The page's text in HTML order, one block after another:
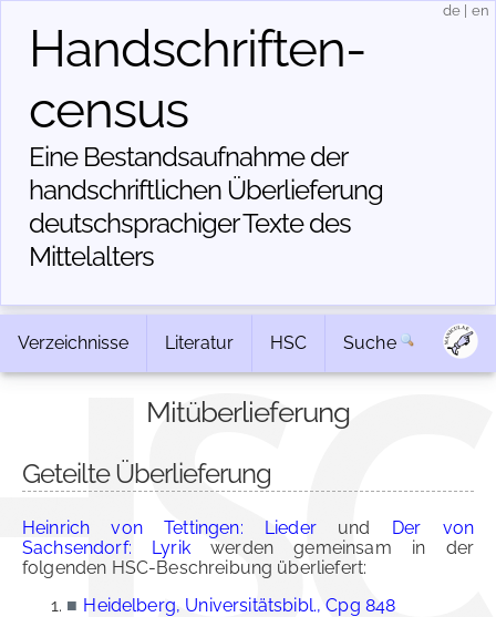
Handschriften­
census
Eine Bestandsaufnahme der
handschriftlichen Über­lieferung
deutschsprachiger Texte des
Mittelalters
de en
Verzeichnisse Literatur HSC Suche
Mitüberlieferung
Geteilte Überlieferung
Heinrich von Tettingen: Liederund Der von
Sachsendorf: Lyrikwerden gemeinsam in der
folgenden HSC-Beschreibung überliefert:
■ Heidelberg, Universitätsbibl., Cpg 848